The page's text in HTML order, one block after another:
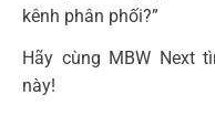
kênh phân phối?”
Hãy cùng MBW Next
này!